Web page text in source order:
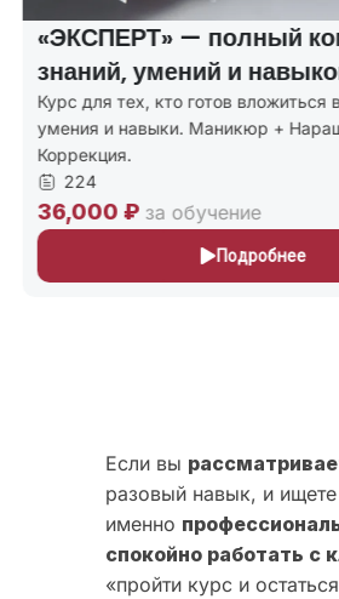
«ЭКСПЕРТ» — полный
знаний, умений и
Курс для тех, кто готов вложиться
умения и навыки. Маникюр +
Коррекция.
224
36,000 ₽ за обучение
Подробнее
Если вы
разовый навык, и
именно
спокойно работать с
«пройти курс и